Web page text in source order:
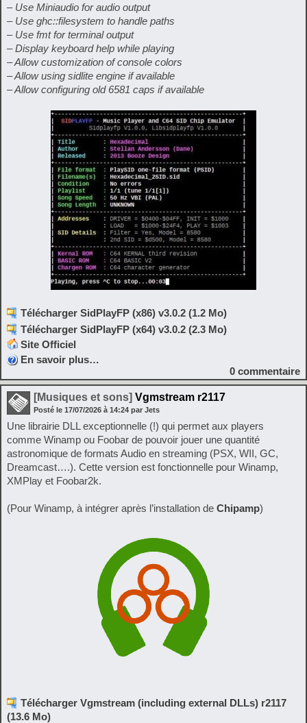
– Use Miniaudio for audio output
– Use ghc::filesystem to handle paths
– Use fmt for terminal output
– Display keyboard help while playing
– Allow customization of console colors
– Allow using sidlite engine if available
– Allow configuring old 6581 caps if available
Télécharger SidPlayFP (x86) v3.0.2 (1.2 Mo)
Télécharger SidPlayFP (x64) v3.0.2 (2.3 Mo)
Site Officiel
En savoir plus…
0 commentaire
[Musiques et sons] Vgmstream r2117
Posté le 17/07/2026 à 14:24 par Jets
Une librairie DLL exceptionnelle (!) qui permet aux players
comme Winamp ou Foobar de pouvoir jouer une quantité
astronomique de formats Audio en streaming (PSX, WII, GC,
Dreamcast….). Cette version est fonctionnelle pour Winamp,
XMPlay et Foobar2k.
(Pour Winamp, à intégrer après l’installation de Chipamp)
Télécharger Vgmstream (including external DLLs) r2117
(13.6 Mo)